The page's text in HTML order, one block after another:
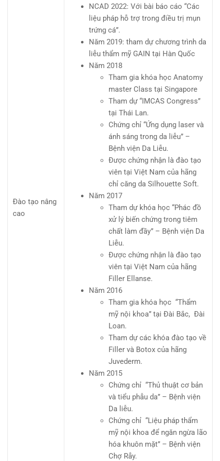
Đào tạo nâng
cao
NCAD 2022: Với bài báo cáo “Các
liệu pháp hỗ trợ trong điều trị mụn
trứng cá”.
Năm 2019: tham dự chương trình da
liễu thẩm mỹ GAIN tại Hàn Quốc
Năm 2018
Tham gia khóa học Anatomy
master Class tại Singapore
Tham dự “IMCAS Congress”
tại Thái Lan.
Chứng chỉ “Ứng dụng laser và
ánh sáng trong da liễu” –
Bệnh viện Da Liễu.
Được chứng nhận là đào tạo
viên tại Việt Nam của hãng
chỉ căng da Silhouette Soft.
Năm 2017
Tham dự khóa học “Phác đồ
xử lý biến chứng trong tiêm
chất làm đầy” – Bệnh viện Da
Liễu.
Được chứng nhận là đào tạo
viên tại Việt Nam của hãng
Filler Ellanse.
Năm 2016
Tham gia khóa học “Thẩm
mỹ nội khoa” tại Đài Bắc, Đài
Loan.
Tham dự các khóa đào tạo về
Filler và Botox của hãng
Juvederm.
Năm 2015
Chứng chỉ “Thủ thuật cơ bản
và tiểu phẫu da” – Bệnh viện
Da liễu.
Chứng chỉ “Liệu pháp thẩm
mỹ nội khoa để ngăn ngừa lão
hóa khuôn mặt” – Bệnh viện
Chợ Rẫy.